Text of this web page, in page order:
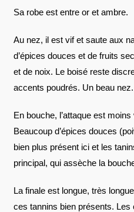
Sa robe est entre or et ambre.
Au nez, il est vif et saute aux
d’épices douces et de fruits
et de noix. Le boisé reste
accents poudrés. Un beau nez.
En bouche, l’attaque est
Beaucoup d’épices douces
bien plus présent ici et les
principal, qui assèche la
La finale est longue, très
ces tannins bien présents.